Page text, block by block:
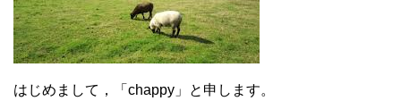
はじめまして，「chappy」と申します。